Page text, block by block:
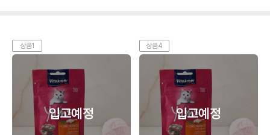
상품1
입고예정
상품4
입고예정